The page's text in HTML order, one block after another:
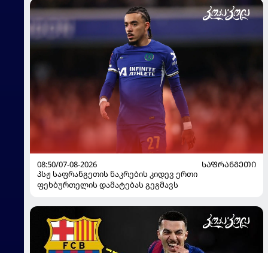
08:50/07-08-2026
ᲡᲐᲤᲠᲐᲜᲒᲔᲗᲘ
პსჟ საფრანგეთის ნაკრების კიდევ ერთი
ფეხბურთელის დამატებას გეგმავს